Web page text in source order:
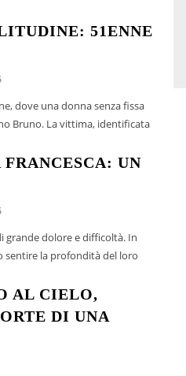
51ENNE
dove una donna senza fissa
Bruno. La vittima, identificata
UN
grande dolore e difficoltà. In
sentire la profondità del loro
AL CIELO,
DI UNA